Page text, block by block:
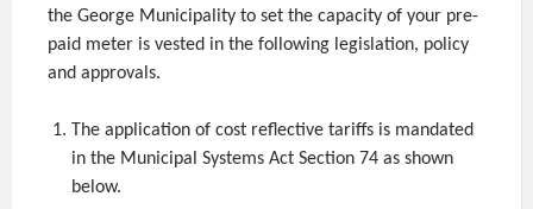
the George Municipality to set the capacity of your pre-
paid meter is vested in the following legislation, policy
and approvals.
The application of cost reflective tariffs is mandated
in the Municipal Systems Act Section 74 as shown
below.